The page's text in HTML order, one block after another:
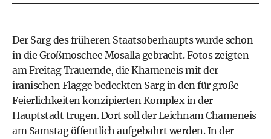
Der Sarg des früheren Staatsoberhaupts wurde schon
in die Großmoschee Mosalla gebracht. Fotos zeigten
am Freitag Trauernde, die Khameneis mit der
iranischen Flagge bedeckten Sarg in den für große
Feierlichkeiten konzipierten Komplex in der
Hauptstadt trugen. Dort soll der Leichnam Chameneis
am Samstag öffentlich aufgebahrt werden. In der